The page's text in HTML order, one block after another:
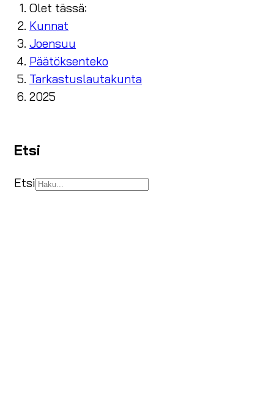
Olet tässä:
Kunnat
Joensuu
Päätöksenteko
Tarkastuslautakunta
2025
Etsi
Etsi